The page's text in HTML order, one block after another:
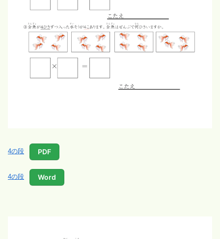
4の段 PDF
4の段 Word